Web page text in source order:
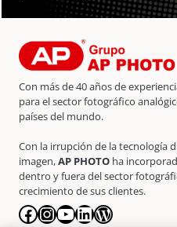
Con más de 40 años de
para el sector fotográfico
países del mundo.
Con la irrupción de la tecnología
imagen,AP PHOTO ha
dentro y fuera del sector
crecimiento de sus clientes.
Facebook
Instagram
YouTube
LinkedIn
WordPress